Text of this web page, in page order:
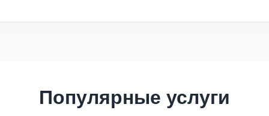
Популярные услуги